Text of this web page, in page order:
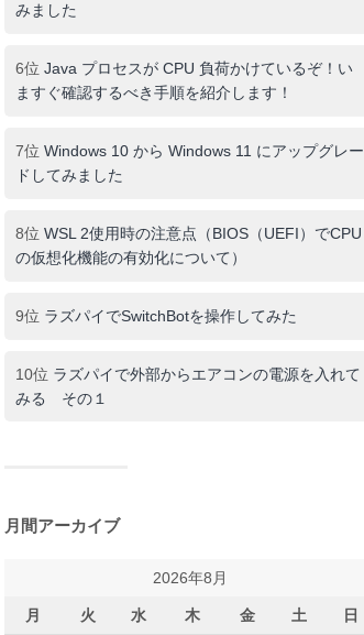
みました
6位 Java プロセスが CPU 負荷かけているぞ！い
ますぐ確認するべき手順を紹介します！
7位 Windows 10 から Windows 11 にアップグレー
ドしてみました
8位 WSL 2使用時の注意点（BIOS（UEFI）でCPU
の仮想化機能の有効化について）
9位 ラズパイでSwitchBotを操作してみた
10位 ラズパイで外部からエアコンの電源を入れて
みる その１
月間アーカイブ
2026年8月
月 火 水 木 金 土 日